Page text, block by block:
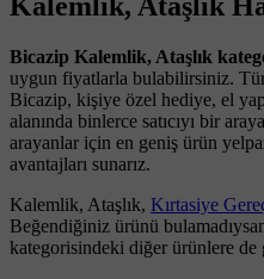
Bicazip Kalemlik, Ataşlık
uygun fiyatlarla bulabilirsiniz.
Bicazip, kişiye özel hediye, el
alanında binlerce satıcıyı bir
arayanlar için en geniş ürün
avantajları sunarız.
Kalemlik, Ataşlık, Kırtasiye
Beğendiğiniz ürünü
kategorisindeki diğer ürünlere de